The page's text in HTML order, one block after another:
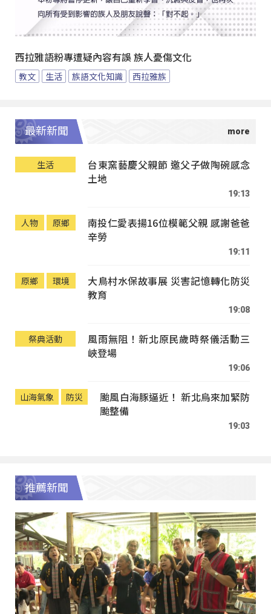
西拉雅語粉專遭疑內容有誤 族人憂傷文化
教文 生活 族語文化知識 西拉雅族
最新新聞
生活
台東窯藝慶父親節 邀父子做陶碗感念
土地
19:13
人物 原鄉
南投仁愛表揚16位模範父親 感謝爸爸
辛勞
19:11
原鄉 環境
大鳥村水保故事展 災害記憶轉化防災
教育
19:08
祭典活動
風雨無阻！新北原民歲時祭儀活動三
峽登場
19:06
山海氣象 防災
颱風白海豚逼近！ 新北烏來加緊防
颱整備
19:03
推薦新聞